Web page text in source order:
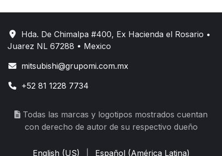
Hda. De Chimalpa #400, Ex Hacienda el Rosario •
Juarez NL 67288 • Mexico
mitsubishi@grupomi.com.mx
+52 81 1228 7734
Todas las marcas y logotipos mostrados cuentan
con derecho de autor de su respectivo dueño
English (US) Español (América Latina)